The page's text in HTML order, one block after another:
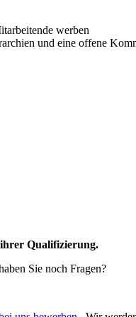
werben
und eine offene
Qualifizierung.
Sie noch Fragen?